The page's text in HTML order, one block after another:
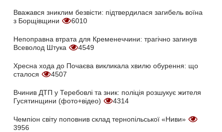
Вважався зниклим безвісти: підтвердилася загибель воїна
з Борщівщини
6010
Непоправна втрата для Кременеччини: трагічно загинув
Всеволод Штука
4549
Хресна хода до Почаєва викликала хвилю обурення: що
сталося
4507
Вчинив ДТП у Теребовлі та зник: поліція розшукує жителя
Гусятинщини (фото+відео)
4314
Чемпіон світу поповнив склад тернопільської «Ниви»
3956